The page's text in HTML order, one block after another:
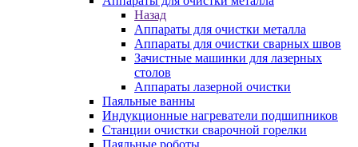
Назад
Аппараты для очистки металла
Аппараты для очистки сварных швов
Зачистные машинки для лазерных
столов
Аппараты лазерной очистки
Паяльные ванны
Индукционные нагреватели подшипников
Станции очистки сварочной горелки
Паяльные роботы